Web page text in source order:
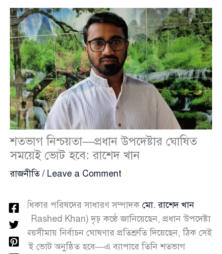
শতভাগ নিশ্চয়তা—প্রধান উপদেষ্টার ঘোষিত
সময়েই ভোট হবে: রাশেদ খান
রাজনীতি/ Leave a Comment
গণঅধিকার পরিষদের সাধারণ সম্পাদক মো. রাশেদ খান
(Md. Rashed Khan) দৃঢ় কণ্ঠে জানিয়েছেন, প্রধান উপদেষ্টা
যে সময়সীমায় নির্বাচন ঘোষণার প্রতিশ্রুতি দিয়েছেন, ঠিক সেই
সময়েই ভোট অনুষ্ঠিত হবে—এ ব্যাপারে তিনি শতভাগ